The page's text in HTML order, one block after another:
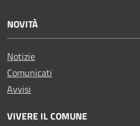
NOVITÀ
Notizie
Comunicati
Avvisi
VIVERE IL COMUNE